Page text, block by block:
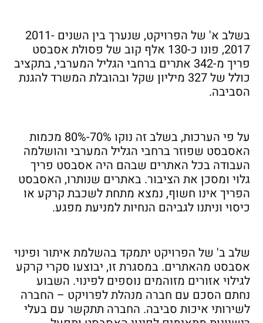
בשלב א' של הפרויקט, שנערך בין השנים 2011-
2017, פונו כ-130 אלף קוב של פסולת אסבסט
פריך מ-342 אתרים ברחבי הגליל המערבי, בתקציב
כולל של 327 מיליון שקל ובהובלת המשרד להגנת
הסביבה.
על פי הערכות, בשלב זה נוקו 70%-80% מכמות
האסבסט שפוזר ברחבי הגליל המערבי והושלמה
העבודה בכל האתרים שבהם היה אסבסט פריך
גלוי ומסכן את הציבור. באתרים שנותרו, האסבסט
הפריך אינו חשוף, נמצא מתחת לשכבת קרקע או
כיסוי וניתנו לגביהם הנחיות למניעת מפגע.
שלב ב' של הפרויקט יתמקד בהשלמת איתור ופינוי
אסבסט מהאתרים. במסגרת זו, יבוצעו סקרי קרקע
לגילוי אזורים מזוהמים נוספים לפינוי. השבוע
נחתם הסכם עם חברה מנהלת לפרויקט – החברה
לשירותי איכות סביבה. החברה תתקשר עם בעלי